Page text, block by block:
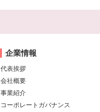
企業情報
代表挨拶
会社概要
事業紹介
コーポレートガバナンス